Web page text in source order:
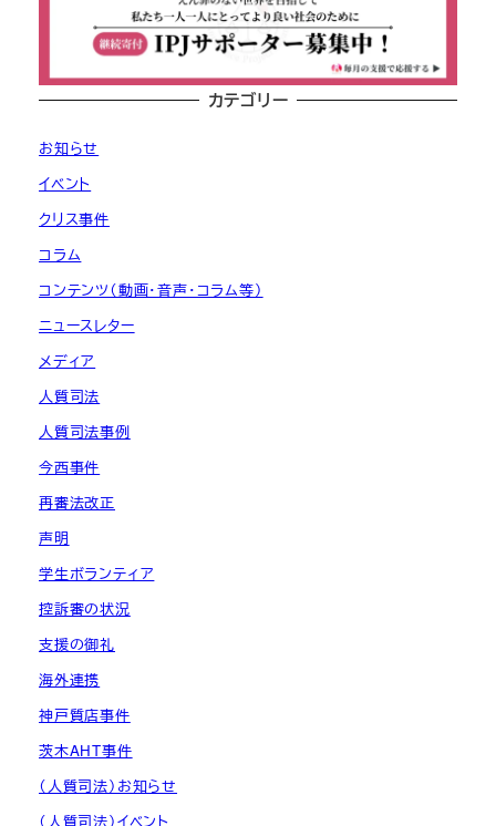
カテゴリー
お知らせ
イベント
クリス事件
コラム
コンテンツ（動画・音声・コラム等）
ニュースレター
メディア
人質司法
人質司法事例
今西事件
再審法改正
声明
学生ボランティア
控訴審の状況
支援の御礼
海外連携
神戸質店事件
茨木AHT事件
（人質司法）お知らせ
（人質司法）イベント